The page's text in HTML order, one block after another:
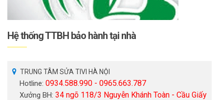
Hệ thống TTBH bảo hành tại nhà
TRUNG TÂM SỬA TIVI HÀ NỘI
Hotline: 0934.588.990 - 0965.663.787
Xưởng BH: 34 ngõ 118/3 Nguyễn Khánh Toàn - Cầu Giấy